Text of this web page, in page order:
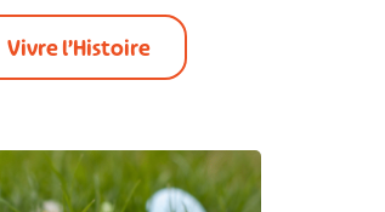
Vivre l’Histoire